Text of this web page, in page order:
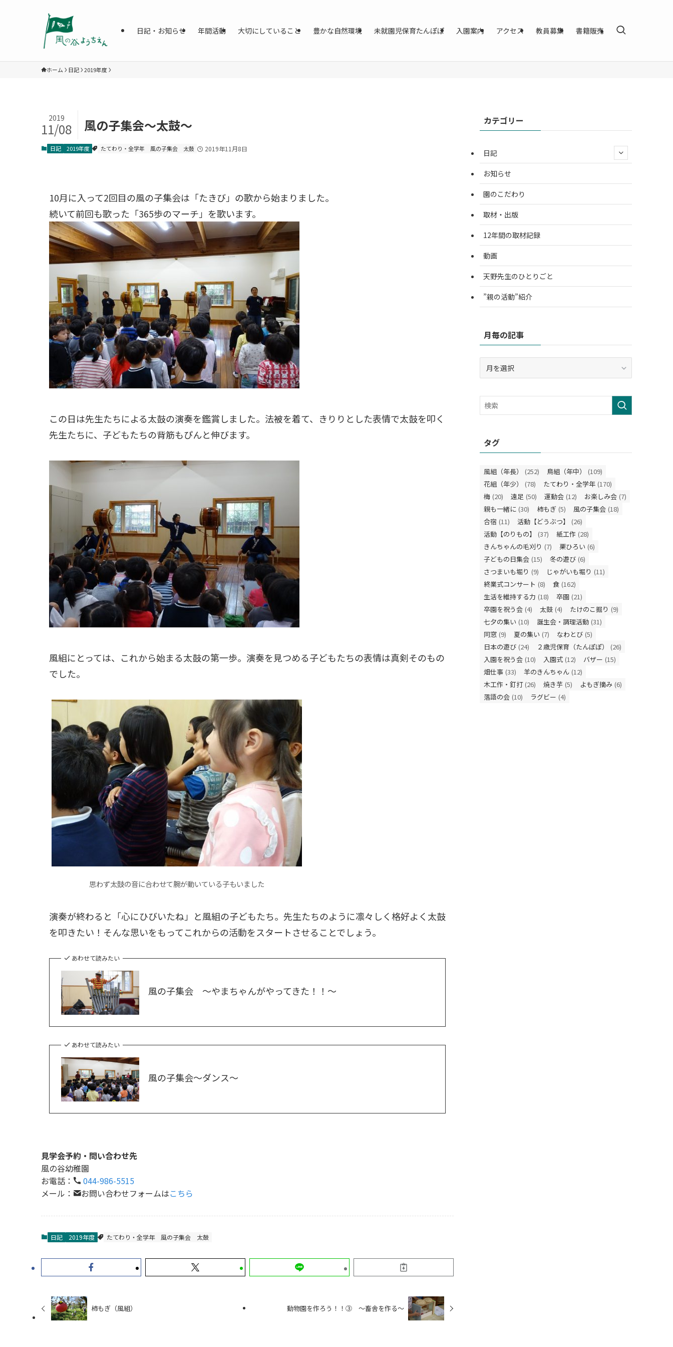
日記・お知らせ 年間活動 大切にしていること 豊かな自然環境 未就園児保育たんぽぽ 入園案内 アクセス 教員募集 書籍販売
ホーム 日記 2019年度
風の子集会～太鼓～
2019
11/08
日記 2019年度 たてわり・全学年 風の子集会 太鼓 2019年11月8日
10月に入って2回目の風の子集会は「たきび」の歌から始まりました。
続いて前回も歌った「365歩のマーチ」を歌います。
この日は先生たちによる太鼓の演奏を鑑賞しました。法被を着て、きりりとした表情で太鼓を叩く
先生たちに、子どもたちの背筋もぴんと伸びます。
風組にとっては、これから始まる太鼓の第一歩。演奏を見つめる子どもたちの表情は真剣そのもの
でした。
思わず太鼓の音に合わせて腕が動いている子もいました
演奏が終わると「心にひびいたね」と風組の子どもたち。先生たちのように凛々しく格好よく太鼓
を叩きたい！そんな思いをもってこれからの活動をスタートさせることでしょう。
あわせて読みたい
風の子集会 ～やまちゃんがやってきた！！～
あわせて読みたい
風の子集会～ダンス～
見学会予約・問い合わせ先
風の谷幼稚園
お電話：
044-986-5515
メール：
お問い合わせフォームはこちら
日記 2019年度 たてわり・全学年 風の子集会 太鼓
柿もぎ（風組） 動物園を作ろう！！③ ～畜舎を作る～
カテゴリー
日記
お知らせ
園のこだわり
取材・出版
12年間の取材記録
動画
天野先生のひとりごと
”親の活動”紹介
月毎の記事
記
事
タグ
風組（年長） (252) 鳥組（年中）
(109)
花組（年少）
(78) たてわり・全学年 (170)
梅 (20) 遠足 (50) 運動会 (12) お楽しみ会 (7)
親も一緒に (30) 柿もぎ (5) 風の子集会 (18)
合宿 (11) 活動【どうぶつ】
(26)
活動【のりもの】
(37) 紙工作 (28)
きんちゃんの毛刈り (7) 栗ひろい (6)
子どもの日集会 (15) 冬の遊び (6)
さつまいも堀り (9) じゃがいも堀り (11)
終業式コンサート (8) 食 (162)
生活を維持する力 (18) 卒園 (21)
卒園を祝う会 (4) 太鼓 (4) たけのこ掘り (9)
七夕の集い (10) 誕生会・調理活動 (31)
同窓 (9) 夏の集い (7) なわとび (5)
日本の遊び (24) ２歳児保育（たんぽぽ）
(26)
入園を祝う会 (10) 入園式 (12) バザー (15)
畑仕事 (33) 羊のきんちゃん (12)
木工作・釘打 (26) 焼き芋 (5) よもぎ摘み (6)
落語の会 (10) ラグビー (4)